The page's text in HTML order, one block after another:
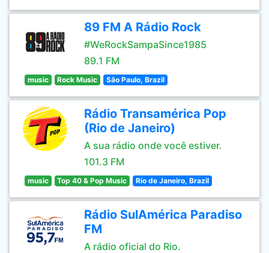
89 FM A Rádio Rock
#WeRockSampaSince1985
89.1 FM
music Rock Music São Paulo, Brazil
Rádio Transamérica Pop
(Rio de Janeiro)
A sua rádio onde você estiver.
101.3 FM
music Top 40 & Pop Music Rio de Janeiro, Brazil
Rádio SulAmérica Paradiso
FM
A rádio oficial do Rio.